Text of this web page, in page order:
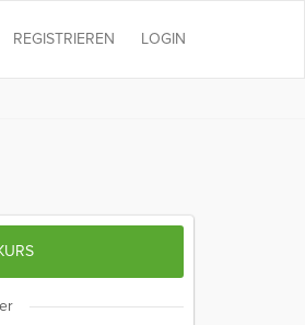
LOGIN
REGISTRIEREN